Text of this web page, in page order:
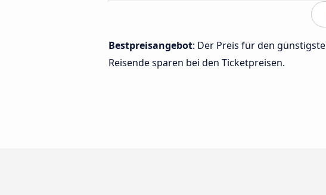
Bestpreisangebot: Der Preis für den
Reisende sparen bei den Ticketpreisen.